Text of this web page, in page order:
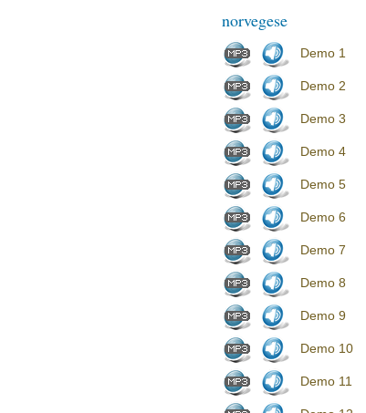
norvegese
Demo 1
Demo 2
Demo 3
Demo 4
Demo 5
Demo 6
Demo 7
Demo 8
Demo 9
Demo 10
Demo 11